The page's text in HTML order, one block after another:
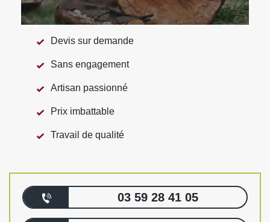
Devis sur demande
Sans engagement
Artisan passionné
Prix imbattable
Travail de qualité
03 59 28 41 05